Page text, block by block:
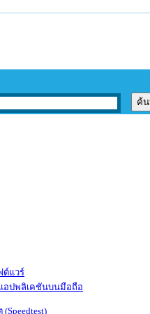
ต์แวร์
อปพลิเคชันบนมือถือ
(Speedtest)